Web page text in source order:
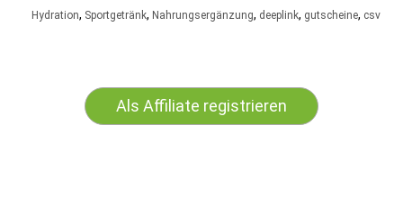
Hydration, Sportgetränk, Nahrungsergänzung, deeplink, gutscheine, csv
Als Affiliate registrieren